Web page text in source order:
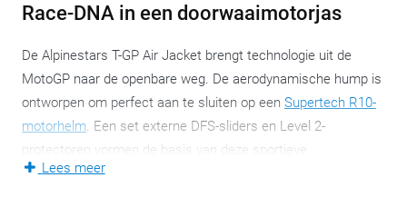
Race-DNA in een doorwaaimotorjas
De Alpinestars T-GP Air Jacket brengt technologie uit de
MotoGP naar de openbare weg. De aerodynamische hump is
ontworpen om perfect aan te sluiten op een Supertech R10-
motorhelm . Een set externe DFS-sliders en Level 2-
protectoren vormen de basis van deze sportieve
doorwaaimotorjas. Voor wie op warme dagen wil rijden met
Lees meer